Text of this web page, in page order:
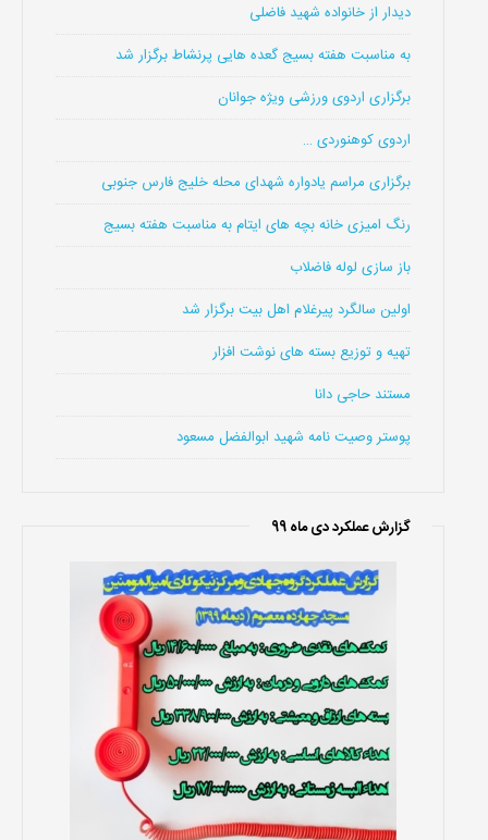
دیدار از خانواده شهید فاضلی
به مناسبت هفته بسیج گعده هایی پرنشاط برگزار شد
برگزاری اردوی ورزشی ویژه جوانان
اردوی کوهنوردی …
برگزاری مراسم یادواره شهدای محله خلیج فارس جنوبی
رنگ امیزی خانه بچه های ایتام به مناسبت هفته بسیج
باز سازی لوله فاضلاب
اولین سالگرد پیرغلام اهل بیت برگزار شد
تهیه و توزیع بسته های نوشت افزار
مستند حاجی دانا
پوستر وصیت نامه شهید ابوالفضل مسعود
گزارش عملکرد دی ماه 99